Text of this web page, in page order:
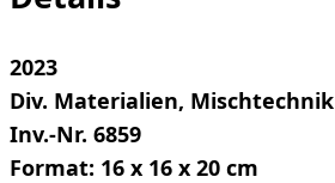
2023
Div. Materialien, Mischtechnik
Inv.-Nr. 6859
Format: 16 x 16 x 20 cm